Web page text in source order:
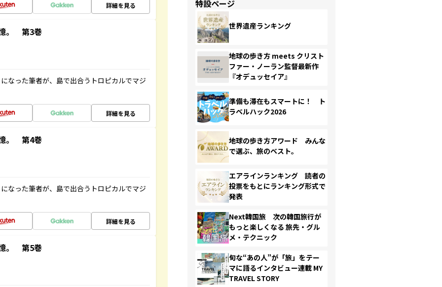
詳細を見る
。 第3巻
なった筆者が、島で出合うトロピカルでマジ
詳細を見る
。 第4巻
なった筆者が、島で出合うトロピカルでマジ
詳細を見る
。 第5巻
特設ページ
世界遺産ランキング
地球の歩き方 meets クリスト
ファー・ノーラン監督最新作
『オデュッセイア』
準備も滞在もスマートに！ ト
ラベルハック2026
地球の歩き方アワード みんな
で選ぶ、旅のベスト。
エアラインランキング 読者の
投票をもとにランキング形式で
発表
Next韓国旅 次の韓国旅行が
もっと楽しくなる 旅先・グル
メ・テクニック
旬な“あの人”が「旅」をテー
マに語るインタビュー連載 MY
TRAVEL STORY